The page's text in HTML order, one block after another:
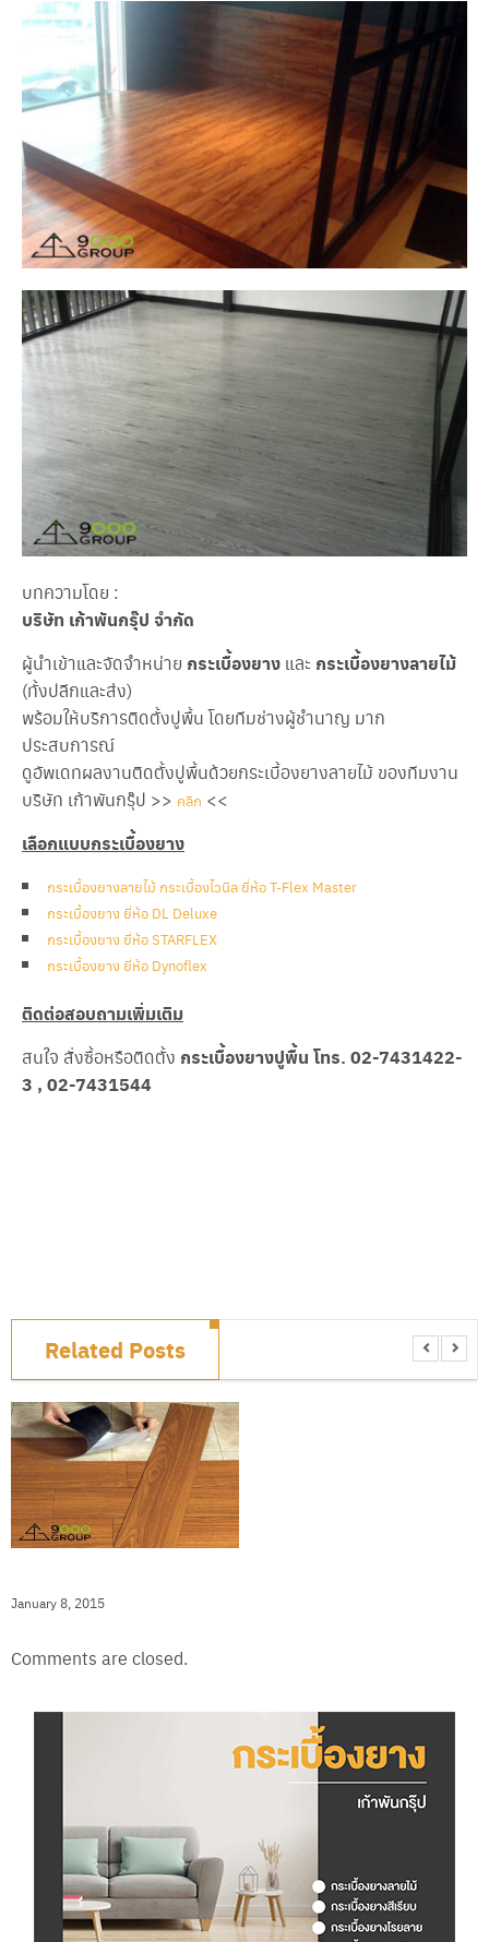
บทความโดย :
บริษัท เก้าพันกรุ๊ป จำกัด
ผู้นำเข้าและจัดจำหน่าย กระเบื้องยาง และ กระเบื้องยางลายไม้
(ทั้งปลีกและส่ง)
พร้อมให้บริการติดตั้งปูพื้น โดยทีมช่างผู้ชำนาญ มาก
ประสบการณ์
ดูอัพเดทผลงานติดตั้งปูพื้นด้วยกระเบื้องยางลายไม้ ของทีมงาน
บริษัท เก้าพันกรุ๊ป >> คลิก <<
เลือกแบบกระเบื้องยาง
กระเบื้องยางลายไม้ กระเบื้องไวนิล ยี่ห้อ T-Flex Master
กระเบื้องยาง ยี่ห้อ DL Deluxe
กระเบื้องยาง ยี่ห้อ STARFLEX
กระเบื้องยาง ยี่ห้อ Dynoflex
ติดต่อสอบถามเพิ่มเติม
สนใจ สั่งซื้อหรือติดตั้ง กระเบื้องยางปูพื้น โทร. 02-7431422-
3 , 02-7431544
Related Posts
January 8, 2015
Comments are closed.